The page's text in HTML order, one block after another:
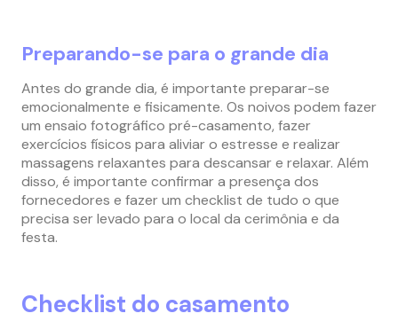
Preparando-se para o grande dia
Antes do grande dia, é importante preparar-se
emocionalmente e fisicamente. Os noivos podem fazer
um ensaio fotográfico pré-casamento, fazer
exercícios físicos para aliviar o estresse e realizar
massagens relaxantes para descansar e relaxar. Além
disso, é importante confirmar a presença dos
fornecedores e fazer um checklist de tudo o que
precisa ser levado para o local da cerimônia e da
festa.
Checklist do casamento